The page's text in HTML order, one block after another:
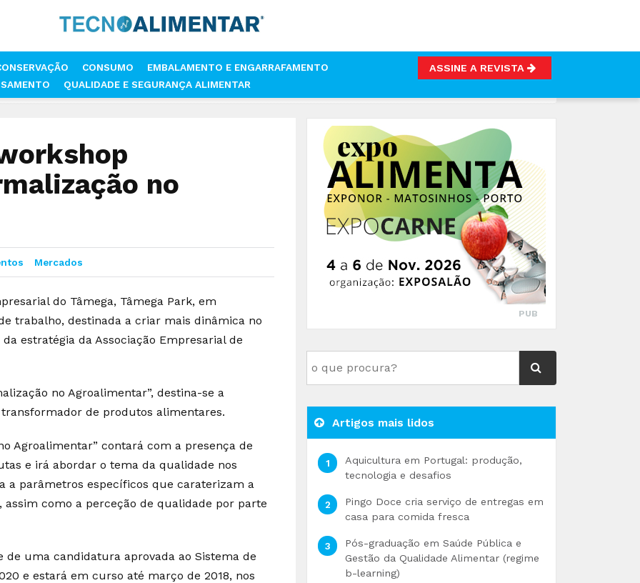
CONSUMO
EMBALAMENTO E ENGARRAFAMENTO
QUALIDADE E SEGURANÇA ALIMENTAR
ASSINE A REVISTA
WORKSHOP “QUALIDADE E NORMALIZAÇÃO NO AGROALIMENTAR”
no
Mercados
do Tâmega, Tâmega Park, em
trabalho, destinada a criar mais dinâmica no
estratégia da Associação Empresarial de
no Agroalimentar”, destina-se a
de produtos alimentares.
Agroalimentar” contará com a presença de
e irá abordar o tema da qualidade nos
a parâmetros específicos que caraterizam a
como a perceção de qualidade por parte
de uma candidatura aprovada ao Sistema de
e estará em curso até março de 2018, nos
PUB
Artigos mais lidos
Aquicultura em Portugal: produção,
tecnologia e desafios
Pingo Doce cria serviço de entregas em
casa para comida fresca
Pós-graduação em Saúde Pública e
Gestão da Qualidade Alimentar (regime
b-learning)